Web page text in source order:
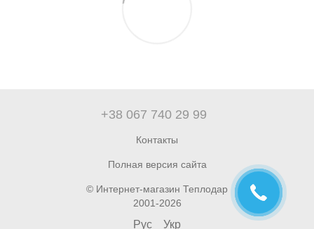
+38 067 740 29 99
Контакты
Полная версия сайта
© Интернет-магазин Теплодар
2001-2026
Рус Укр